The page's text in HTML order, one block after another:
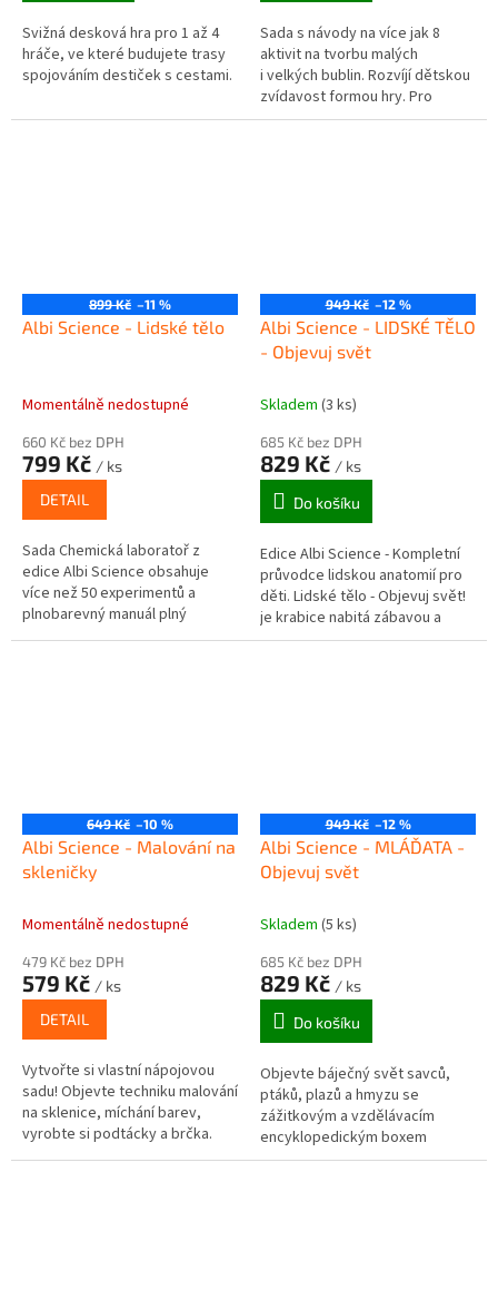
Svižná desková hra pro 1 až 4
hráče, ve které budujete trasy
spojováním destiček s cestami.
Sada s návody na více jak 8
aktivit na tvorbu malých
i velkých bublin. Rozvíjí dětskou
zvídavost formou hry. Pro
jednotlivce i skupinu.
899 Kč –11 %
Albi Science - Lidské tělo
Momentálně nedostupné
660 Kč bez DPH
799 Kč / ks
DETAIL
Sada Chemická laboratoř z
edice Albi Science obsahuje
více než 50 experimentů a
plnobarevný manuál plný
fascinujících faktů o
949 Kč –12 %
Albi Science - LIDSKÉ TĚLO
- Objevuj svět
Skladem (3 ks)
685 Kč bez DPH
829 Kč / ks
Do košíku
Edice Albi Science - Kompletní
průvodce lidskou anatomií pro
děti. Lidské tělo - Objevuj svět!
je krabice nabitá zábavou a
vědomostmi. Co se děje uvnitř
649 Kč –10 %
Albi Science - Malování na
skleničky
Momentálně nedostupné
479 Kč bez DPH
579 Kč / ks
DETAIL
Vytvořte si vlastní nápojovou
sadu! Objevte techniku malování
na sklenice, míchání barev,
vyrobte si podtácky a brčka.
949 Kč –12 %
Albi Science - MLÁĎATA -
Objevuj svět
Skladem (5 ks)
685 Kč bez DPH
829 Kč / ks
Do košíku
Objevte báječný svět savců,
ptáků, plazů a hmyzu se
zážitkovým a vzdělávacím
encyklopedickým boxem
Mláďata - Objevuj svět!.